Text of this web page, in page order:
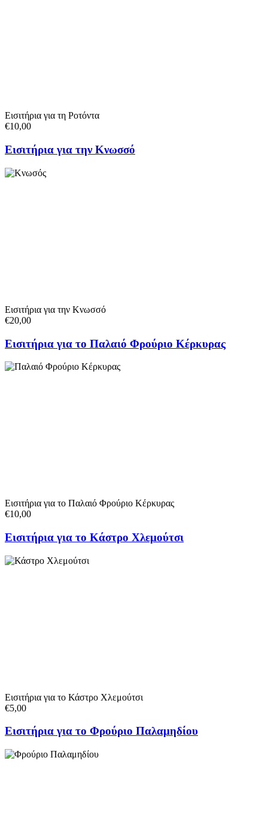
Εισιτήρια για τη Ροτόντα
€10,00
Εισιτήρια για την Κνωσσό
Εισιτήρια για την Κνωσσό
€20,00
Εισιτήρια για το Παλαιό Φρούριο Κέρκυρας
Εισιτήρια για το Παλαιό Φρούριο Κέρκυρας
€10,00
Εισιτήρια για το Κάστρο Χλεμούτσι
Εισιτήρια για το Κάστρο Χλεμούτσι
€5,00
Εισιτήρια για το Φρούριο Παλαμηδίου